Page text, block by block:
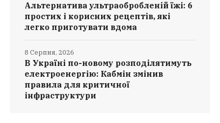
Альтернатива ультраобробленій їжі: 6
простих і корисних рецептів, які
легко приготувати вдома
В Україні по-новому розподілятимуть
електроенергію: Кабмін змінив
правила для критичної
інфраструктури
8 Серпня, 2026